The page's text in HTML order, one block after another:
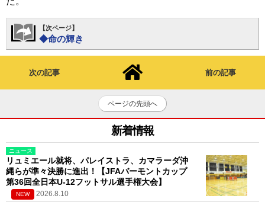
【次ページ】
◆命の輝き
次の記事 前の記事
ページの先頭へ
新着情報
ニュース
リュミエール就将、パレイストラ、カマラーダ沖
縄らが準々決勝に進出！【JFAバーモントカップ
第36回全日本U-12フットサル選手権大会】
NEW 2026.8.10